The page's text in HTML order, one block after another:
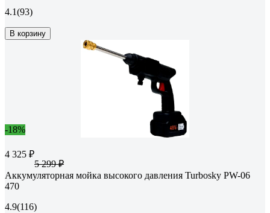
4.1(93)
В корзину
-18%
4 325 ₽
5 299 ₽
Аккумуляторная мойка высокого давления Turbosky PW-06
470
4.9(116)